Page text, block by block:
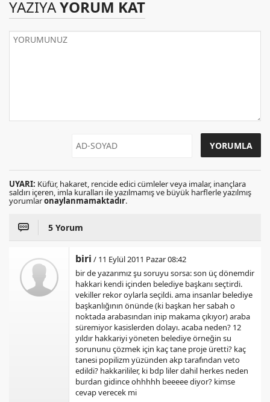
YAZIYAYORUM KAT
UYARI: Küfür, hakaret, rencide edici cümleler veya imalar, inançlara
saldırı içeren, imla kuralları ile yazılmamış ve büyük harflerle yazılmış
yorumlaronaylanmamaktadır.
5 Yorum
biri / 11 Eylül 2011 Pazar 08:42
bir de yazarımız şu soruyu sorsa: son üç dönemdir
hakkari kendi içinden belediye başkanı seçtirdi.
vekiller rekor oylarla seçildi. ama insanlar belediye
başkanlığının önünde (ki başkan her sabah o
noktada arabasından inip makama çıkıyor) araba
süremiyor kasislerden dolayı. acaba neden? 12
yıldır hakkariyi yöneten belediye örneğin su
sorununu çözmek için kaç tane proje üretti? kaç
tanesi popilizm yüzünden akp tarafından veto
edildi? hakkarililer, ki bdp liler dahil herkes neden
burdan gidince ohhhhh beeeee diyor? kimse
cevap verecek mi